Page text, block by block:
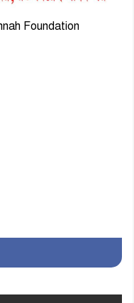
শৃঙ্খলা কমিটির